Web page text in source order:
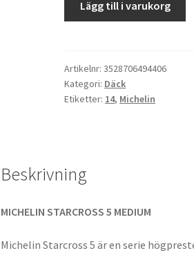
Starcross
90/100
-
14
mängd
Lägg till i varukorg
Artikelnr:3528706494406
Kategori: Däck
Etiketter: 14, Michelin
Beskrivning
MICHELIN STARCROSS 5 MEDIUM
Michelin Starcross 5 är en serie